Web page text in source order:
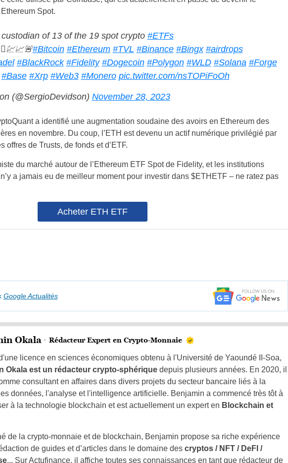
Spot.
of 13 of the 19 spot crypto #ETFs
#Bitcoin #Ethereum #TVL #Binance #Bingx #airdrops
#BlackRock #Fidelity #Dogecoin #Polygon #WLD #Solana #Forge
#Base #Xrp #Web3 #Monero pic.twitter.com/nsTOPiFoOh
(@SergioDevidson) November 28, 2023
a identifié une augmentation soudaine des avoirs en Ethereum des
en novembre. Du coup, l’ETH est devenu un actif numérique privilégié par
offres de Trusts, de fonds et d’ETF.
du marché autour de l’Ethereum ETF Spot de Fidelity, et les institutions
a jamais eu de meilleur moment pour investir dans $ETHETF – ne ratez pas
Acheter ETH ETF
Google Actualités
Okala Rédacteur Expert en Crypto-Monnaie
licence en sciences économiques obtenu à l'Université de Yaoundé II-Soa,
Okala est un rédacteur crypto-sphériquedepuis plusieurs années. En 2020, il
consultant en affaires dans divers projets du secteur bancaire liés à la
données, l'analyse et l'intelligence artificielle. Benjamin a commencé très tôt à
à la technologie blockchain et est actuellement un expert en Blockchain et
de la crypto-monnaie et de blockchain, Benjamin propose sa riche expérience
de guides et d’articles dans le domaine des cryptos / NFT / DeFI /
... Sur Actufinance, il affiche toutes ses connaissances en tant que rédacteur de